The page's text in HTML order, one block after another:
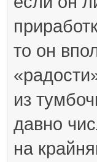
то он
из
давно
на